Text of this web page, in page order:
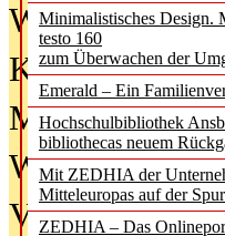
Minimalistisches Design.
testo 160
zum Überwachen der
Emerald – Ein
Hochschulbibliothek
bibliothecas neuem
Mit ZEDHIA der
Mitteleuropas auf der
ZEDHIA – Das
Was
Kinder in der
Metadaten als
Wenn Bots
Von